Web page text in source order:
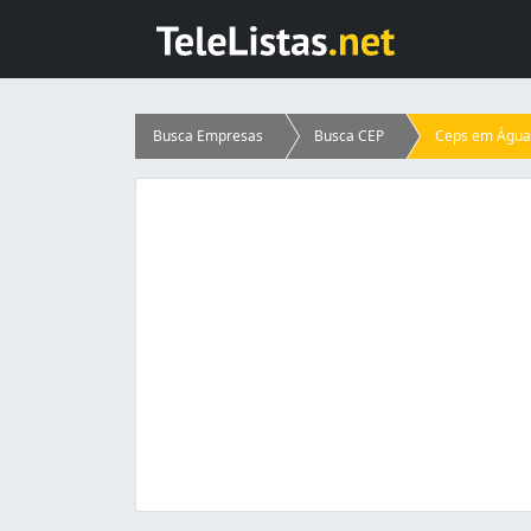
Busca Empresas Busca CEP Ceps em